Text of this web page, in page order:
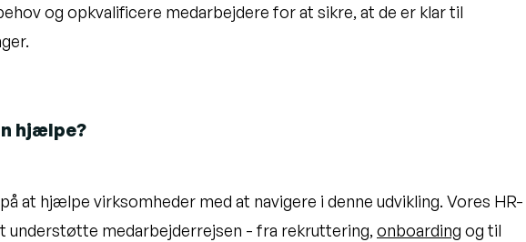
og opkvalificere medarbejdere for at sikre, at de er klar til
hjælpe?
at hjælpe virksomheder med at navigere i denne udvikling. Vores HR-
understøtte medarbejderrejsen - fra rekruttering, onboarding og til